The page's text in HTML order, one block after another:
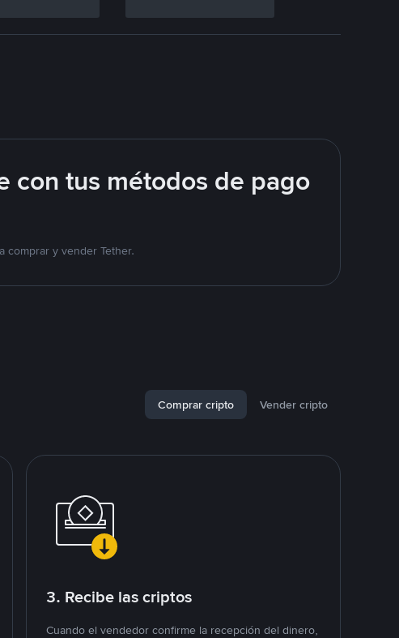
con tus métodos de pago
comprar y vender Tether.
Comprar cripto Vender cripto
3. Recibe las criptos
Cuando el vendedor confirme la recepción del dinero,